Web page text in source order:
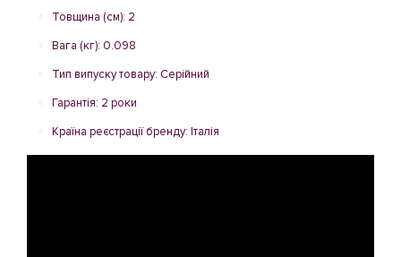
Товщина (см): 2
Вага (кг): 0.098
Тип випуску товару: Серійний
Гарантія: 2 роки
Країна реєстрації бренду: Італія